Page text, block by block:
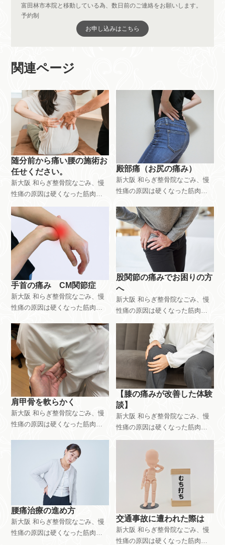
富田林市本院と移動している為、数日前のご連絡をお願いします。
予約制
お申し込みはこちら
関連ページ
随分前から痛い腰の施術お
任せください。
新大阪 和らぎ整骨院なごみ、慢
性痛の原因は硬くなった筋肉。
硬くなった筋肉を軟らかくする
「緩消法」登録施術者｜腰痛、
椎間板ヘルニア、脊柱管狭窄、
繊維筋痛症、坐骨神経痛。どこ
の病院や施術院に行ってもどん
な施術をしても治らなかった
方。体の半分か筋肉です。こち
らに来てください。新大阪駅近
く、大阪市東淀川区東中島。又
は、富田林市 和らぎ整骨院で
殿部痛（お尻の痛み）
新大阪 和らぎ整骨院なごみ、慢
性痛の原因は硬くなった筋肉。
「緩消法」登録施術者｜腰痛、
椎間板ヘルニア、脊柱管狭窄、
繊維筋痛症、坐骨神経痛。どこ
の病院や施術院に行ってもどん
な施術をしても治らなかった
方。体の半分か筋肉です。こち
らに来てください。新大阪駅近
く、大阪市東淀川区東中島。又
は、富田林市 和らぎ整骨院で
の施術
手首の痛み CM関節症
新大阪 和らぎ整骨院なごみ、慢
性痛の原因は硬くなった筋肉。
「緩消法」登録施術者｜腰痛、
椎間板ヘルニア、脊柱管狭窄、
繊維筋痛症、坐骨神経痛。どこ
の病院や施術院に行ってもどん
な施術をしても治らなかった
方。体の半分か筋肉です。こち
らに来てください。新大阪駅近
く、大阪市東淀川区東中島。又
は、富田林市 和らぎ整骨院で
の施術
股関節の痛みでお困りの方
へ
新大阪 和らぎ整骨院なごみ、慢
性痛の原因は硬くなった筋肉。
「緩消法」登録施術者｜腰痛、
椎間板ヘルニア、脊柱管狭窄、
繊維筋痛症、坐骨神経痛。どこ
の病院や施術院に行ってもどん
な施術をしても治らなかった
方。体の半分か筋肉です。こち
らに来てください。新大阪駅近
く、大阪市東淀川区東中島。又
は、富田林市 和らぎ整骨院で
の施術
肩甲骨を軟らかく
新大阪 和らぎ整骨院なごみ、慢
性痛の原因は硬くなった筋肉。
「緩消法」登録施術者｜腰痛、
椎間板ヘルニア、脊柱管狭窄、
繊維筋痛症、坐骨神経痛。どこ
の病院や施術院に行ってもどん
な施術をしても治らなかった
方。体の半分か筋肉です。こち
らに来てください。新大阪駅近
く、大阪市東淀川区東中島。又
は、富田林市 和らぎ整骨院で
【膝の痛みが改善した体験
談】
新大阪 和らぎ整骨院なごみ、慢
性痛の原因は硬くなった筋肉。
「緩消法」登録施術者｜腰痛、
椎間板ヘルニア、脊柱管狭窄、
繊維筋痛症、坐骨神経痛。どこ
の病院や施術院に行ってもどん
な施術をしても治らなかった
方。体の半分か筋肉です。こち
らに来てください。新大阪駅近
く、大阪市東淀川区東中島。又
は、富田林市 和らぎ整骨院で
腰痛治療の進め方
新大阪 和らぎ整骨院なごみ、慢
性痛の原因は硬くなった筋肉。
交通事故に遭われた際は
新大阪 和らぎ整骨院なごみ、慢
性痛の原因は硬くなった筋肉。